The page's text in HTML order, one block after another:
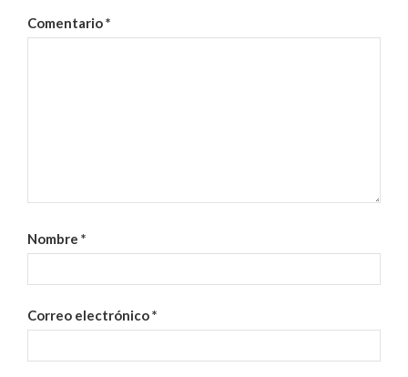
Comentario*
Nombre *
Correo electrónico*